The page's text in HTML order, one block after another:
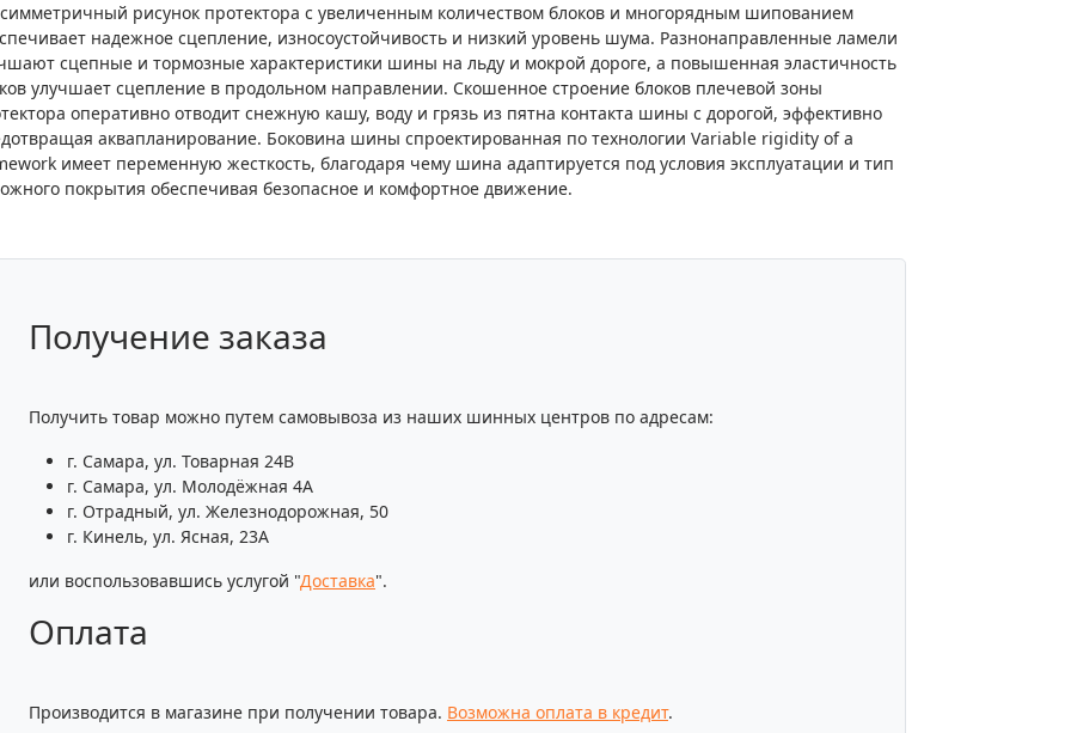
рисунок протектора с увеличенным количеством блоков и многорядным шипованием
надежное сцепление, износоустойчивость и низкий уровень шума. Разнонаправленные ламели
сцепные и тормозные характеристики шины на льду и мокрой дороге, а повышенная эластичность
улучшает сцепление в продольном направлении. Скошенное строение блоков плечевой зоны
оперативно отводит снежную кашу, воду и грязь из пятна контакта шины с дорогой, эффективно
аквапланирование. Боковина шины спроектированная по технологии Variable rigidity of a
имеет переменную жесткость, благодаря чему шина адаптируется под условия эксплуатации и тип
покрытия обеспечивая безопасное и комфортное движение.
Получение заказа
Получить товар можно путем самовывоза из наших шинных центров по адресам:
г. Самара, ул. Товарная 24В
г. Самара, ул. Молодёжная 4А
г. Отрадный, ул. Железнодорожная, 50
г. Кинель, ул. Ясная, 23А
или воспользовавшись услугой "Доставка".
Оплата
Производится в магазине при получении товара. Возможна оплата в кредит.